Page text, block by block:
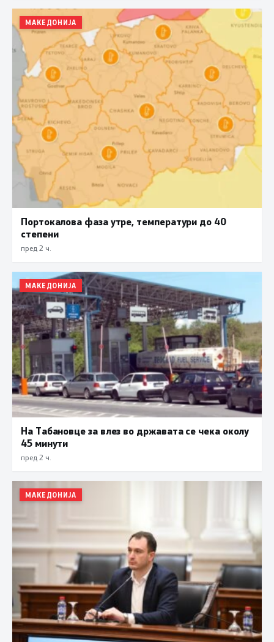
МАКЕДОНИЈА
Портокалова фаза утре, температури до 40
степени
пред 2 ч.
МАКЕДОНИЈА
На Табановце за влез во државата се чека околу
45 минути
пред 2 ч.
МАКЕДОНИЈА